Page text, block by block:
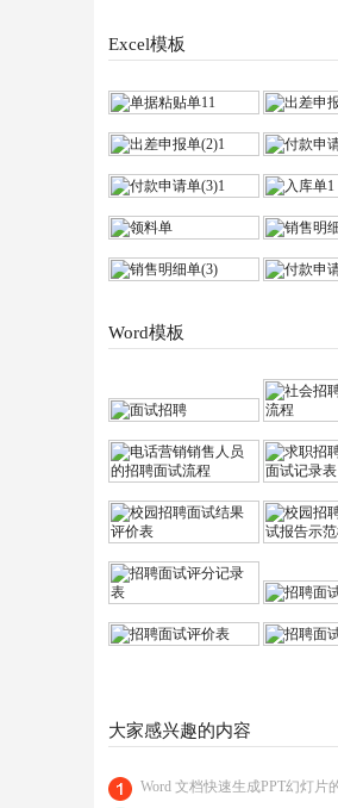
Excel模板
Word模板
大家感兴趣的内容
Word 文档快速生成PPT幻灯片